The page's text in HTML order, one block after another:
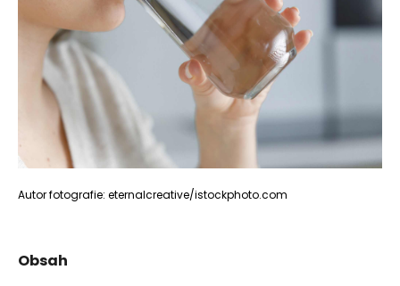
Autor fotografie: eternalcreative/istockphoto.com
Obsah
n
a
?